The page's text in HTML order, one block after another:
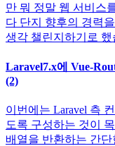
만 뭐 정말 웹 서비스
다 단지 향후의 경력
생각 챌린지하기로
Laravel7.x에 Vue-
(2)
이번에는 Laravel 측
도록 구성하는 것이
배열을 반환하는 간단